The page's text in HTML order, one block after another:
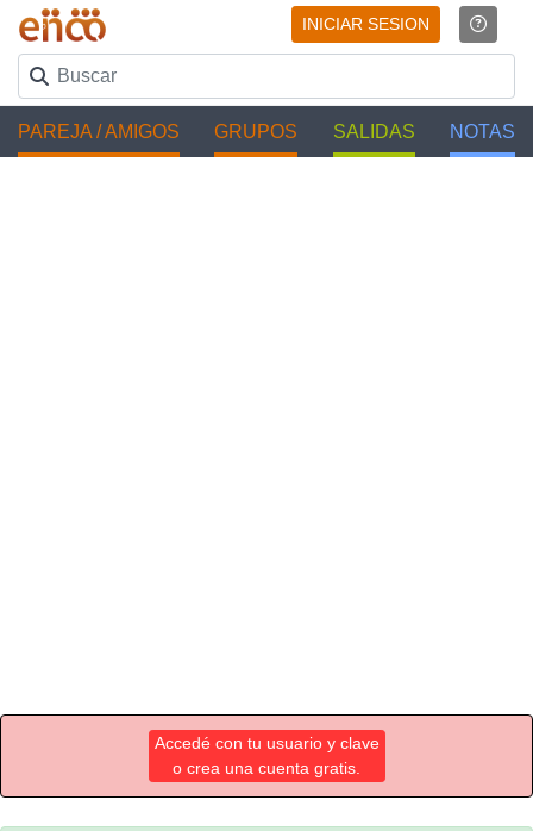
INICIAR SESION
PAREJA / AMIGOS GRUPOS SALIDAS NOTAS
Accedé con tu usuario y clave
o crea una cuenta gratis.